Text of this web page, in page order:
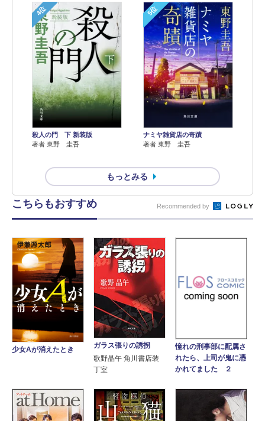
4位
殺人の門 下 新装版
著者 東野 圭吾
5位
ナミヤ雑貨店の奇蹟
著者 東野 圭吾
もっとみる
こちらもおすすめ Recommended by
少女Aが消えたとき
ガラス張りの誘拐
歌野晶午 角川書店装
丁室
憧れの刑事部に配属さ
れたら、上司が鬼に憑
かれてました ２